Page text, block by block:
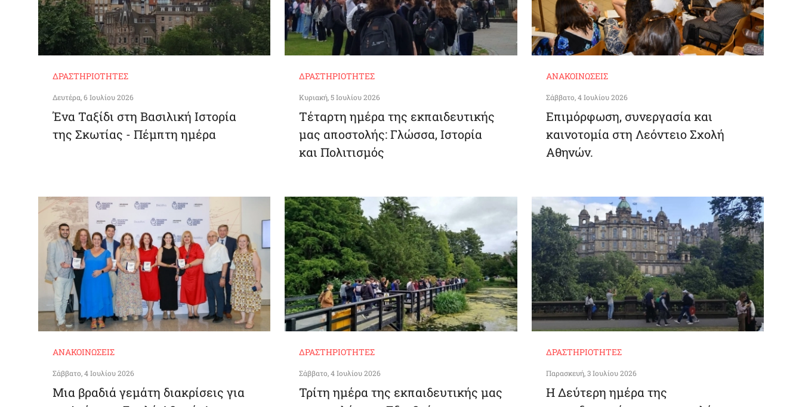
ΔΡΑΣΤΗΡΙΌΤΗΤΕΣ
Δευτέρα, 6 Ιουλίου 2026
Ένα Ταξίδι στη Βασιλική Ιστορία
της Σκωτίας - Πέμπτη ημέρα
ΔΡΑΣΤΗΡΙΌΤΗΤΕΣ
Κυριακή, 5 Ιουλίου 2026
Τέταρτη ημέρα της εκπαιδευτικής
μας αποστολής: Γλώσσα, Ιστορία
και Πολιτισμός
ΑΝΑΚΟΙΝΏΣΕΙΣ
Σάββατο, 4 Ιουλίου 2026
Επιμόρφωση, συνεργασία και
καινοτομία στη Λεόντειο Σχολή
Αθηνών.
ΑΝΑΚΟΙΝΏΣΕΙΣ
Σάββατο, 4 Ιουλίου 2026
Μια βραδιά γεμάτη διακρίσεις για
ΔΡΑΣΤΗΡΙΌΤΗΤΕΣ
Σάββατο, 4 Ιουλίου 2026
Τρίτη ημέρα της εκπαιδευτικής μας
ΔΡΑΣΤΗΡΙΌΤΗΤΕΣ
Παρασκευή, 3 Ιουλίου 2026
Η Δεύτερη ημέρα της